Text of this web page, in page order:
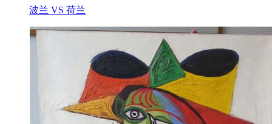
波兰 VS 荷兰